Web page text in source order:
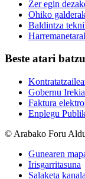
Zer egin
Ohiko
Baldintza
Beste atari
Gobernu
Faktura
Enplegu
© Arabako Foru
Gunearen
Irisgarritasuna
Salaketa kanala